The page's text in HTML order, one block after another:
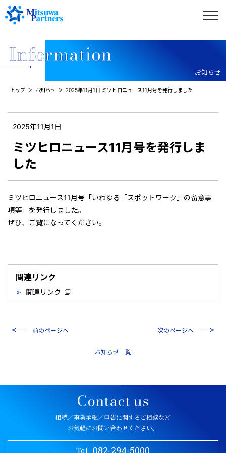
お知らせ
トップ お知らせ 2025年11月1日 ミツヒロニュース11月号を発行しました
2025年11月1日
ミツヒロニュース11月号を発行しま
した
ミツヒロニュース11月号「いわゆる「スポットワーク」の留意事
項等」を発行しました。
ぜひ、ご覧になってください。
関連リンク
関連リンク
前のページへ
一覧
次のページへ
相続／事業承継／申告に関するご相談など
お気軽にお問い合わせください。
Tel.